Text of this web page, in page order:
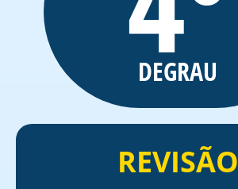
DEGRAU
REVISÃO